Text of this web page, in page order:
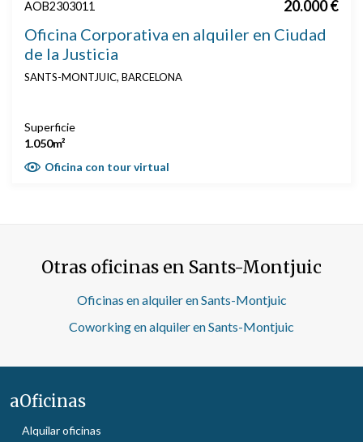
AOB2303011 20.000 €
Oficina Corporativa en alquiler en Ciudad
de la Justicia
SANTS-MONTJUIC, BARCELONA
Superficie
1.050m²
Oficina con tour virtual
Otras oficinas en Sants-Montjuic
Oficinas en alquiler en Sants-Montjuic
Coworking en alquiler en Sants-Montjuic
aOficinas
Alquilar oficinas